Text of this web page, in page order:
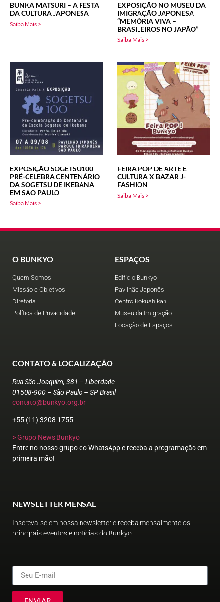
BUNKA MATSURI – A FESTA
DA CULTURA JAPONESA
Saiba Mais >
EXPOSIÇÃO NO MUSEU DA
IMIGRAÇÃO JAPONESA
“MEMÓRIA VIVA –
BRASILEIROS NO JAPÃO”
Saiba Mais >
EXPOSIÇÃO SOGETSU100
PRÉ-CELEBRA CENTENÁRIO
DA SOGETSU DE IKEBANA
EM SÃO PAULO
Saiba Mais >
FEIRA POP DE ARTE E
CULTURA X BAZAR J-
FASHION
Saiba Mais >
O BUNKYO
Quem Somos
Missão e Objetivos
Diretoria
Política de Privacidade
ESPAÇOS
Edifício Bunkyo
Pavilhão Japonês
Centro Kokushikan
Museu da Imigração
Locação de Espaços
CONTATO & LOCALIZAÇÃO
Rua São Joaquim, 381 – Liberdade
01508-900 – São Paulo – SP Brasil
contato@bunkyo.org.br
+55 (11) 3208-1755
> Grupo News Bunkyo
Entre no nosso grupo do WhatsApp e receba a programação em
primeira mão!
NEWSLETTER MENSAL
Inscreva-se em nossa newsletter e receba mensalmente os
principais eventos e notícias do Bunkyo.